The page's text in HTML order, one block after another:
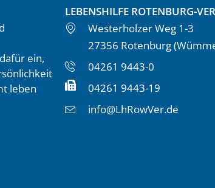
ein,
leben
LEBENSHILFE ROTENBURG-
Westerholzer Weg 1-3
27356 Rotenburg
04261 9443-0
04261 9443-19
info@LhRowVer.de